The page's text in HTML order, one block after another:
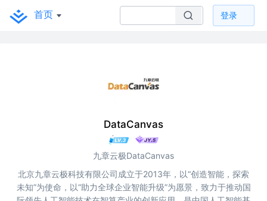
首页 登录
DataCanvas
九章云极DataCanvas
北京九章云极科技有限公司成立于2013年，以“创造智能，探索
未知”为使命，以“助力全球企业智能升级”为愿景，致力于推动国